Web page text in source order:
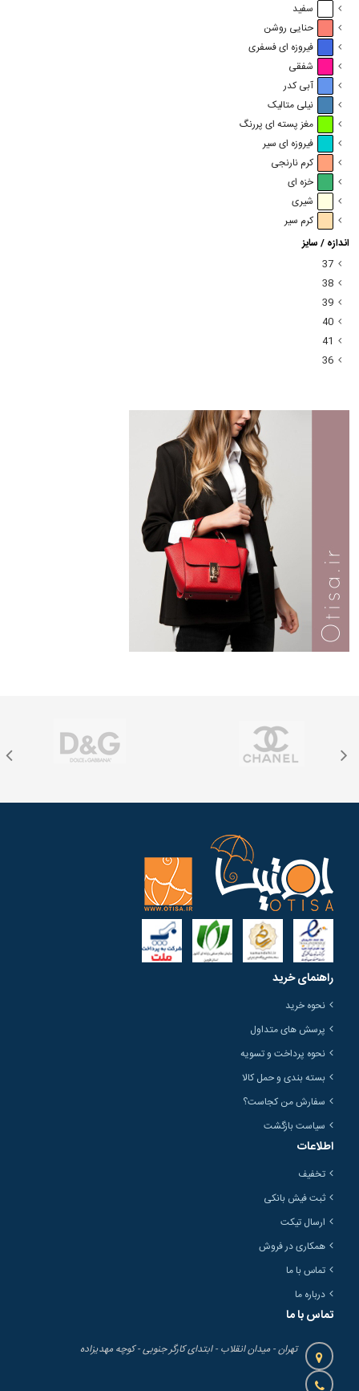
سفید
حنایی روشن
فیروزه ای فسفری
شفقی
آبی کدر
نیلی متالیک
مغز پسته ای پررنگ
فیروزه ای سیر
کرم نارنجی
خزه ای
شیری
کرم سیر
اندازه / سایز
37
38
39
40
41
36
راهنمای خرید
نحوه خرید
پرسش های متداول
نحوه پرداخت و تسویه
بسته بندی و حمل کالا
سفارش من کجاست؟
سیاست بازگشت
اطلاعات
تخفیف
ثبت فیش بانکی
ارسال تیکت
همکاری در فروش
تماس با ما
درباره ما
تماس با ما
تهران - میدان انقلاب - ابتدای کارگر جنوبی - کوچه مهدیزاده